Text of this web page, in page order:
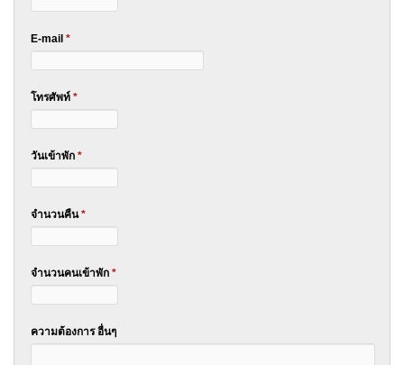
E-mail *
โทรศัพท์ *
วันเข้าพัก *
จำนวนคืน*
จำนวนคนเข้าพัก *
ความต้องการ อื่นๆ